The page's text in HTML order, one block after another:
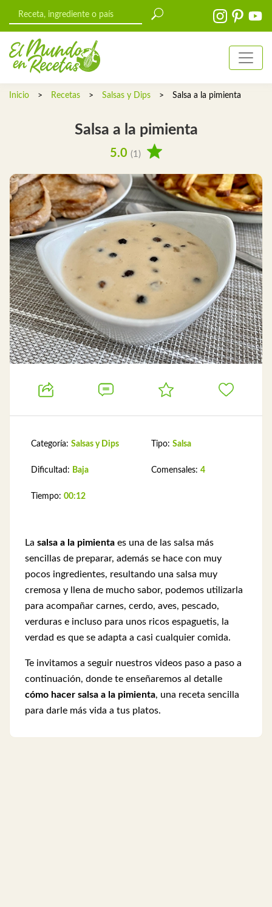
Inicio > Recetas > Salsas y Dips > Salsa a la pimienta
Salsa a la pimienta
5.0 (1)
Categoría: Salsas y Dips
Dificultad: Baja
Tiempo: 00:12
Tipo: Salsa
Comensales: 4
La salsa a la pimienta es una de las salsa más
sencillas de preparar, además se hace con muy
pocos ingredientes, resultando una salsa muy
cremosa y llena de mucho sabor, podemos utilizarla
para acompañar carnes, cerdo, aves, pescado,
verduras e incluso para unos ricos espaguetis, la
verdad es que se adapta a casi cualquier comida.
Te invitamos a seguir nuestros videos paso a paso a
continuación, donde te enseñaremos al detalle
cómo hacer salsa a la pimienta, una receta sencilla
para darle más vida a tus platos.